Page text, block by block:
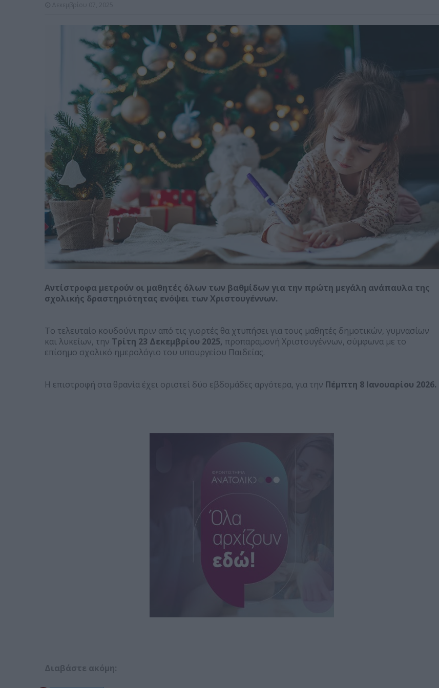
Αντίστροφα μετρούν οι μαθητές όλων των βαθμίδων για την πρώτη μεγάλη ανάπαυλα της
σχολικής δραστηριότητας ενόψει των Χριστουγέννων.
Το τελευταίο κουδούνι πριν από τις γιορτές θα χτυπήσει για τους μαθητές δημοτικών, γυμνασίων
και λυκείων, την Τρίτη 23 Δεκεμβρίου 2025, προπαραμονή Χριστουγέννων, σύμφωνα με το
επίσημο σχολικό ημερολόγιο του υπουργείου Παιδείας.
Η επιστροφή στα θρανία έχει οριστεί δύο εβδομάδες αργότερα, για την Πέμπτη 8 Ιανουαρίου 2026.
Διαβάστε ακόμη: